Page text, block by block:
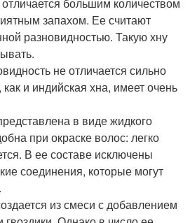
запахом. Ее считают
разновидностью. Такую хну
не отличается сильно
и индийская хна, имеет очень
в виде жидкого
при окраске волос: легко
В ее составе исключены
соединения, которые могут
из смеси с добавлением